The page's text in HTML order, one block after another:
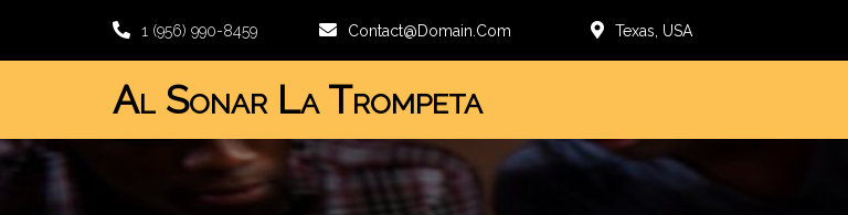
1 (956) 990-8459 Contact@domain.com Texas, USA
Al Sonar La Trompeta